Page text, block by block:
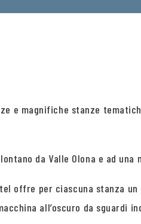
e magnifiche stanze
da Valle Olona e ad
offre per ciascuna stanza
all’oscuro da sguardi